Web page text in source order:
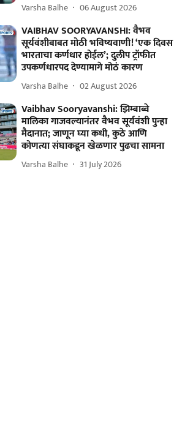
Varsha Balhe 06 August 2026
VAIBHAV SOORYAVANSHI: वैभव
सूर्यवंशीबाबत मोठी भविष्यवाणी! ‘एक दिवस
भारताचा कर्णधार होईल’; दुलीप ट्रॉफीत
उपकर्णधारपद देण्यामागे मोठं कारण
Varsha Balhe 02 August 2026
Vaibhav Sooryavanshi: झिम्बाब्वे
मालिका गाजवल्यानंतर वैभव सूर्यवंशी पुन्हा
मैदानात; जाणून घ्या कधी, कुठे आणि
कोणत्या संघाकडून खेळणार पुढचा सामना
Varsha Balhe 31 July 2026